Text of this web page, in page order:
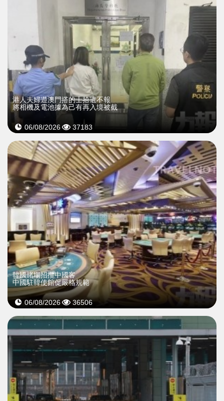
​港人夫婦遊澳門搭的士拾遺不報
將相機及電池據為己有再入境被截
06/08/2026 37183
韓國賭場招攬中國客
中國駐韓使館促嚴格規範
06/08/2026 36506